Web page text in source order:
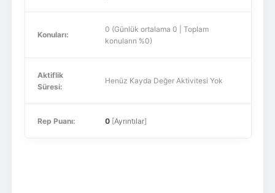
Konuları:
0 (Günlük ortalama 0 | Toplam
konuların %0)
Aktiflik
Süresi:
Henüz Kayda Değer Aktivitesi Yok
Rep Puanı: 0[Ayrıntılar]